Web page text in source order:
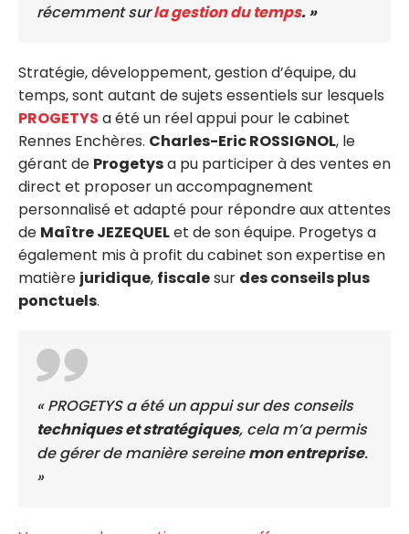
récemment surla gestion du temps. »
Stratégie, développement, gestion d’équipe, du
temps, sont autant de sujets essentiels sur lesquels
PROGETYS a été un réel appui pour le cabinet
Rennes Enchères. Charles-Eric ROSSIGNOL, le
gérant de Progetysa pu participer à des ventes en
direct et proposer un accompagnement
personnalisé et adapté pour répondre aux attentes
de Maître JEZEQUELet de son équipe. Progetys a
également mis à profit du cabinet son expertise en
matière juridique, fiscalesur des conseils plus
ponctuels.
« PROGETYS a été un appui sur des conseils
techniques et stratégiques, cela m’a permis
de gérer de manière sereinemon entreprise.
»